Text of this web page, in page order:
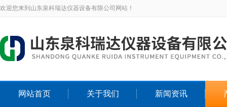
欢迎您来到山东泉科瑞达仪器设备有限公司网站！
网站首页 关于我们 新闻资讯